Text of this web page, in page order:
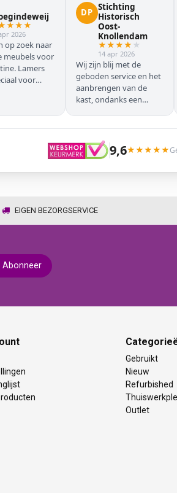
★★★
2026
op zoek naar
meubels voor
Lamers
voor
beuken
door elkaar
DP
Stichting
Historisch
Oost-
Knollendam
★★★★ ★
14 apr 2026
Wij zijn blij met de
geboden service en het
aanbrengen van de
kast, ondanks een
wij dit vooraf gemeld),
maar dat ging zonder
9,6★★★★★
EIGEN BEZORGSERVICE
Abonneer
Gebruikt
Nieuw
Refurbished
Outlet